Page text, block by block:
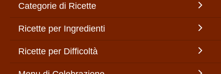
Categorie di Ricette
Ricette per Ingredienti
Ricette per Difficoltà